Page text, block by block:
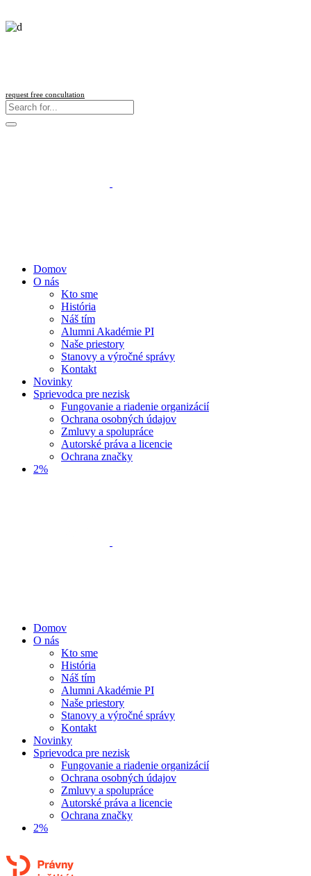
request free concultation
Domov
O nás
Kto sme
História
Náš tím
Alumni Akadémie PI
Naše priestory
Stanovy a výročné správy
Kontakt
Novinky
Sprievodca pre nezisk
Fungovanie a riadenie organizácií
Ochrana osobných údajov
Zmluvy a spolupráce
Autorské práva a licencie
Ochrana značky
2%
Domov
O nás
Kto sme
História
Náš tím
Alumni Akadémie PI
Naše priestory
Stanovy a výročné správy
Kontakt
Novinky
Sprievodca pre nezisk
Fungovanie a riadenie organizácií
Ochrana osobných údajov
Zmluvy a spolupráce
Autorské práva a licencie
Ochrana značky
2%